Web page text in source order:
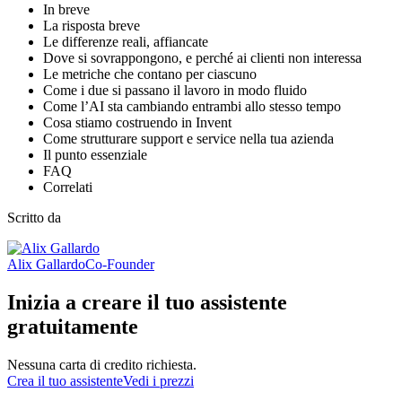
In breve
La risposta breve
Le differenze reali, affiancate
Dove si sovrappongono, e perché ai clienti non interessa
Le metriche che contano per ciascuno
Come i due si passano il lavoro in modo fluido
Come l’AI sta cambiando entrambi allo stesso tempo
Cosa stiamo costruendo in Invent
Come strutturare support e service nella tua azienda
Il punto essenziale
FAQ
Correlati
Scritto da
Alix GallardoCo-Founder
Inizia a creare il tuo assistente
gratuitamente
Nessuna carta di credito richiesta.
Crea il tuo assistenteVedi i prezzi